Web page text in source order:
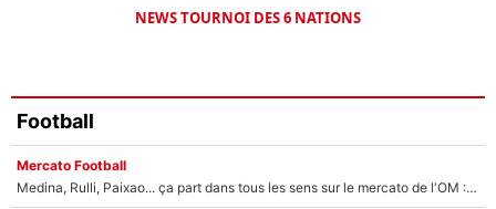
NEWS TOURNOI DES 6 NATIONS
Football
Mercato Football
Medina, Rulli, Paixao... ça part dans tous les sens sur le mercato de l'OM : Frank McCourt va enfin récupérer l'argent qu'il attend ?